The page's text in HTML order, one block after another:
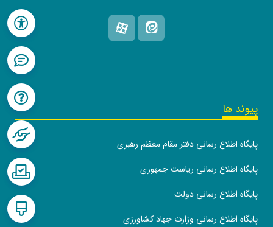
پیوند ها
پایگاه اطلاع رسانی دفتر مقام معظم رهبری
پایگاه اطلاع رسانی ریاست جمهوری
پایگاه اطلاع رسانی دولت
پایگاه اطلاع رسانی وزارت جهاد کشاورزی